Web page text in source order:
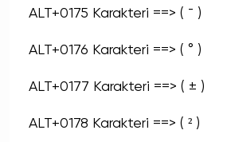
ALT+0175 Karakteri ==> ( ¯ )
ALT+0176 Karakteri ==> ( ° )
ALT+0177 Karakteri ==> ( ± )
ALT+0178 Karakteri ==> ( ² )